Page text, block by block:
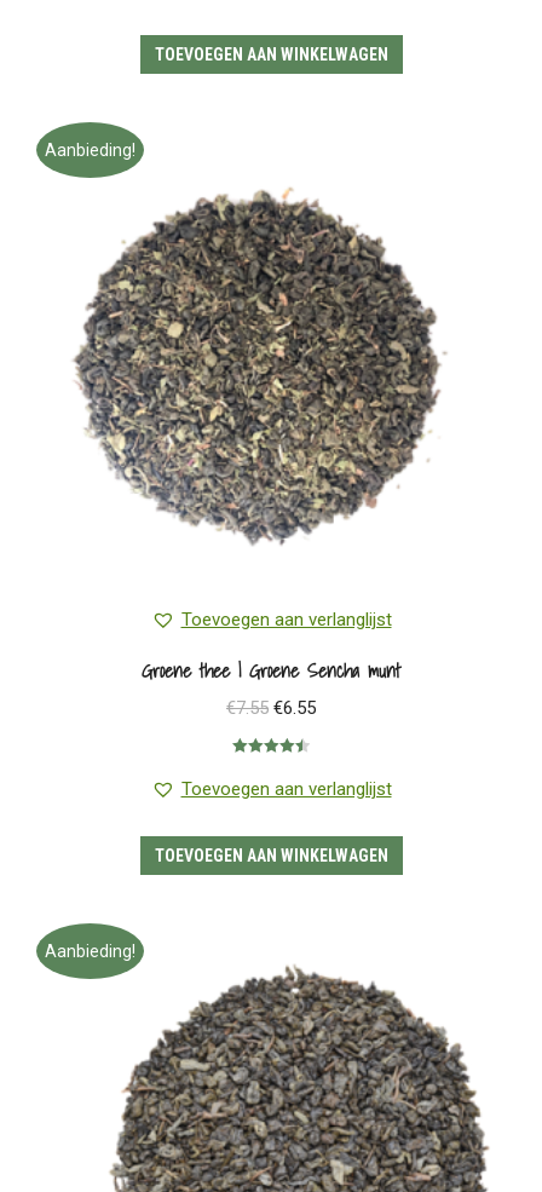
€6.50.
TOEVOEGEN AAN WINKELWAGEN
Aanbieding!
Toevoegen aan verlanglijst
Groene thee | Groene Sencha munt
€7.55 Oorspronkelijke
prijs
€6.55Huidige
€6.55.
4.50uit 5
Toevoegen aan verlanglijst
TOEVOEGEN AAN WINKELWAGEN
Aanbieding!